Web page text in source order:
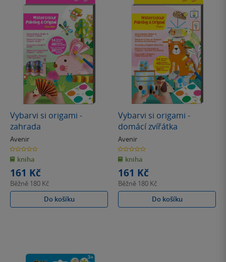
Vybarvi si origami -
zahrada
Avenir
0.0
z
5
hvězdiček
kniha
161 Kč
Běžně 180 Kč
Do košíku
Vybarvi si origami -
domácí zvířátka
Avenir
0.0
z
5
hvězdiček
kniha
161 Kč
Běžně 180 Kč
Do košíku